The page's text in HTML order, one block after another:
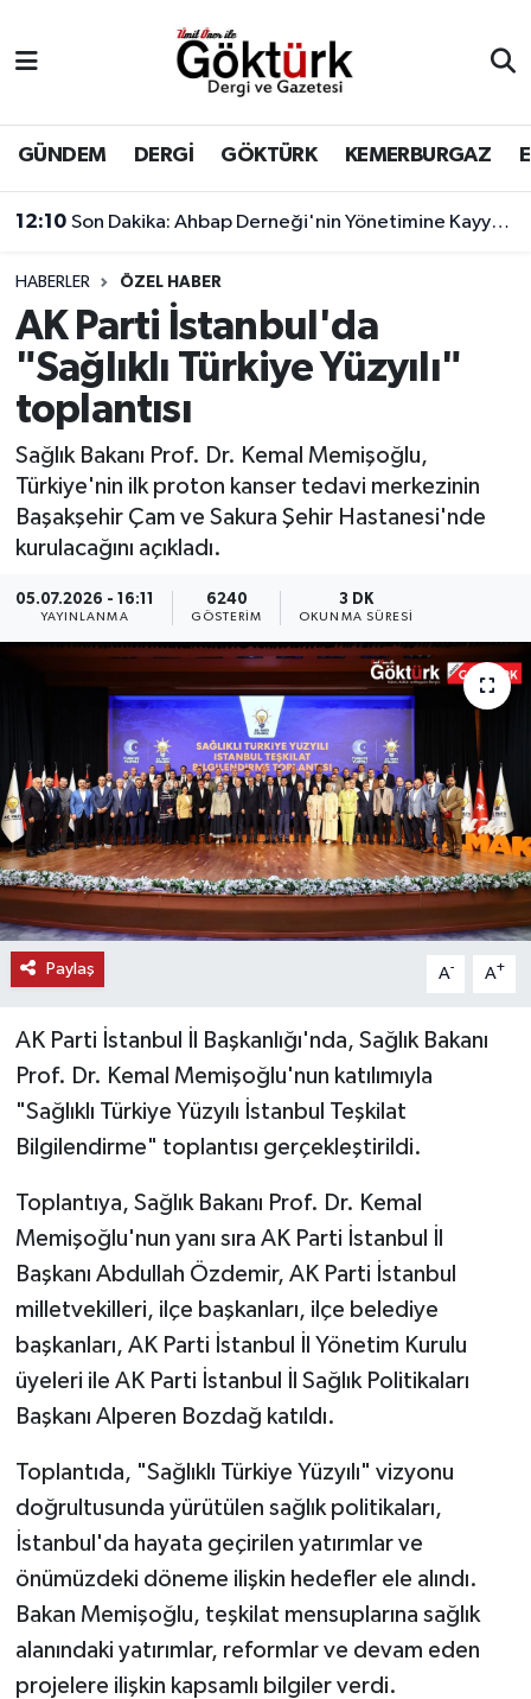
GÜNDEM DERGİ GÖKTÜRK KEMERBURGAZ
12:10 Son Dakika: Ahbap Derneği'nin Yönetimine Kayyum Atandı
HABERLER ÖZEL HABER
AK Parti İstanbul'da
"Sağlıklı Türkiye Yüzyılı"
toplantısı
Sağlık Bakanı Prof. Dr. Kemal Memişoğlu,
Türkiye'nin ilk proton kanser tedavi merkezinin
Başakşehir Çam ve Sakura Şehir Hastanesi'nde
kurulacağını açıkladı.
05.07.2026 - 16:11
YAYINLANMA
6240
GÖSTERIM
3 DK
OKUNMA SÜRESI
Paylaş A- A+
AK Parti İstanbul İl Başkanlığı'nda, Sağlık Bakanı
Prof. Dr. Kemal Memişoğlu'nun katılımıyla
"Sağlıklı Türkiye Yüzyılı İstanbul Teşkilat
Bilgilendirme" toplantısı gerçekleştirildi.
Toplantıya, Sağlık Bakanı Prof. Dr. Kemal
Memişoğlu'nun yanı sıra AK Parti İstanbul İl
Başkanı Abdullah Özdemir, AK Parti İstanbul
milletvekilleri, ilçe başkanları, ilçe belediye
başkanları, AK Parti İstanbul İl Yönetim Kurulu
üyeleri ile AK Parti İstanbul İl Sağlık Politikaları
Başkanı Alperen Bozdağ katıldı.
Toplantıda, "Sağlıklı Türkiye Yüzyılı" vizyonu
doğrultusunda yürütülen sağlık politikaları,
İstanbul'da hayata geçirilen yatırımlar ve
önümüzdeki döneme ilişkin hedefler ele alındı.
Bakan Memişoğlu, teşkilat mensuplarına sağlık
alanındaki yatırımlar, reformlar ve devam eden
projelere ilişkin kapsamlı bilgiler verdi.
BİLİM
DERGİ
DÜNYA
EĞİTİM
EKONOMİ
GÖKTÜRK
GÜNDEM
MAGAZİN
ÖZEL HABER
SAĞLIK
SPOR
TEKNOLOJİ
Eyüpsultan Hava Durumu
Eyüpsultan Trafik Yoğunluk Haritası
Süper Lig Puan Durumu ve Fikstür
Tüm Manşetler
Son Dakika Haberleri
Haber Arşivi